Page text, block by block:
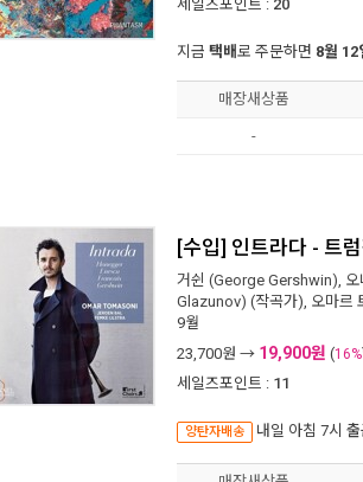
세일즈포인트 : 20
지금 택배로 주문하면 8월 12
매장새상품
-
[수입] 인트라다 - 트
거쉰 (George Gershwin),
Glazunov) (작곡가), 오마르
9월
23,700원 → 19,900원 (16%
세일즈포인트 : 11
양탄자배송 내일 아침 7시